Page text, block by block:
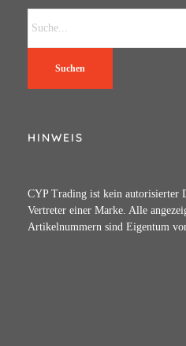
Suchen
HINWEIS
CYP Trading ist kein autorisierter
Vertreter einer Marke. Alle
Artikelnummern sind Eigentum